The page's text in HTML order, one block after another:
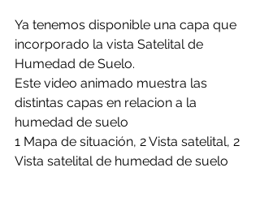
Ya tenemos disponible una capa que
incorporado la vista Satelital de
Humedad de Suelo.
Este video animado muestra las
distintas capas en relacion a la
humedad de suelo
1 Mapa de situación, 2 Vista satelital, 2
Vista satelital de humedad de suelo